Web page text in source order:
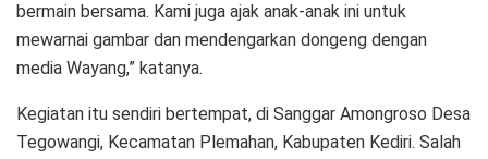
bermain bersama. Kami juga ajak anak-anak ini untuk
mewarnai gambar dan mendengarkan dongeng dengan
media Wayang,” katanya.
Kegiatan itu sendiri bertempat, di Sanggar Amongroso Desa
Tegowangi, Kecamatan Plemahan, Kabupaten Kediri. Salah